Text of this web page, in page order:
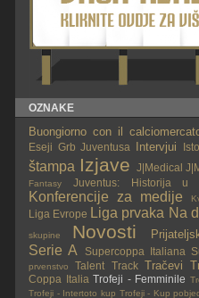
OZNAKE
Buongiorno con il
Eseji Grb Juventusa Intervjui
štampa Izjave J|Medical
Fantasy
Juventus: Historija u
Konferencije za medije
Liga Evrope Liga prvaka Na
skupine Novosti
Serie A Supercoppa Italiana
prvenstvo
Talent Track Tračevi
Coppa Italia Trofeji - Femminile
Trofeji - Intertoto kup Trofeji - Kup